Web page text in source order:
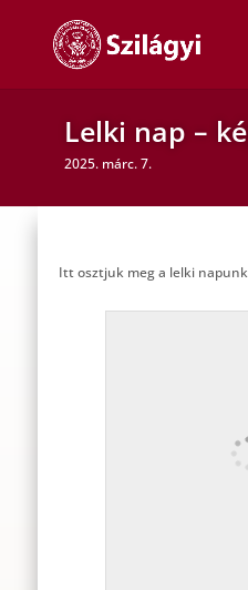
Lelki nap –
2025. márc. 7.
Itt osztjuk meg a lelki